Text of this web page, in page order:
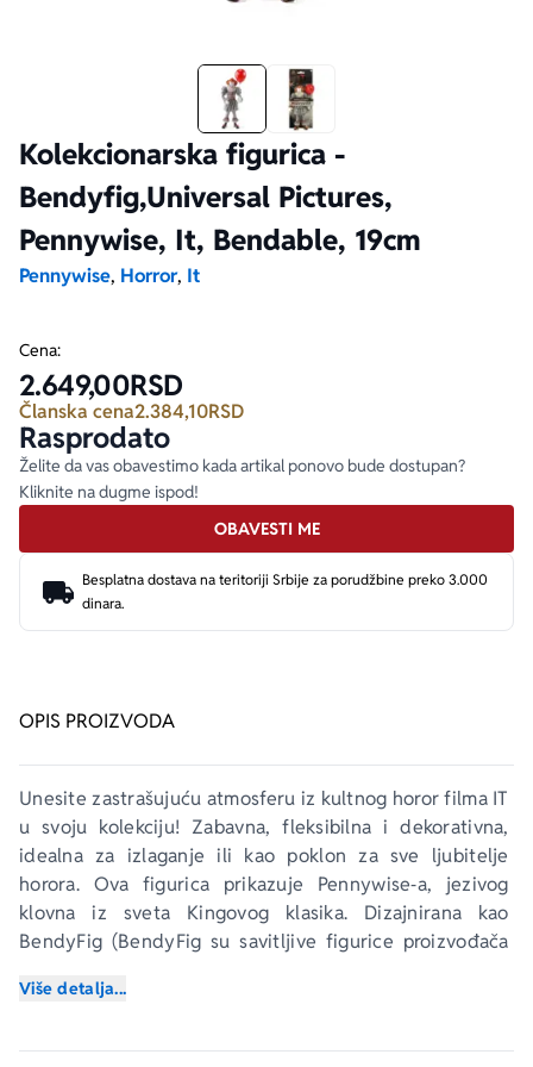
Kolekcionarska figurica -
Bendyfig,Universal Pictures,
Pennywise, It, Bendable, 19cm
Pennywise, Horror, It
OPIS PROIZVODA
Unesite zastrašujuću atmosferu iz kultnog horor filma IT
u svoju kolekciju! Zabavna, fleksibilna i dekorativna,
idealna za izlaganje ili kao poklon za sve ljubitelje
horora. Ova figurica prikazuje Pennywise‑a, jezivog
klovna iz sveta Kingovog klasika. Dizajnirana kao
BendyFig (BendyFig su savitljive figurice proizvođača
omogućava da se savijaju u različite položaje, ali i dalje
stojeći, sedeći, u akcionoj pozi ili bilo kojoj drugoj
Više detalja...
Cena:
2.649,00RSD
Članska cena2.384,10RSD
Rasprodato
Želite da vas obavestimo kada artikal ponovo bude dostupan?
Kliknite na dugme ispod!
OBAVESTI ME
Besplatna dostava na teritoriji Srbije za porudžbine preko 3.000
dinara.
E-knjige
Autori
Lični razvoj i popularna psihologija
Biografija
Dejan Tiago-Stanković
Milica Jakovljević Mir-Jam
Elif Šafak